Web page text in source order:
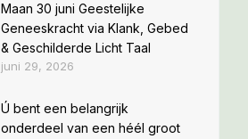
Maan 30 juni Geestelijke
Geneeskracht via Klank, Gebed
& Geschilderde Licht Taal
juni 29, 2026
Ú bent een belangrijk
onderdeel van een héél groot